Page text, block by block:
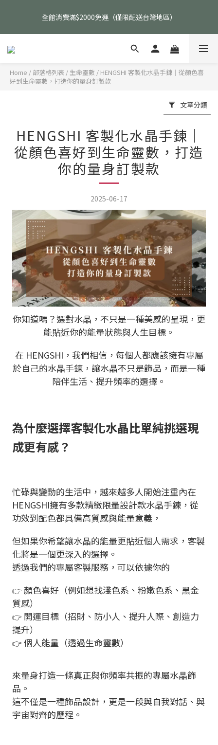
品除外）
全館消費滿$2000免運（僅限配送台灣地區）
父親節活動｜指定品項任選兩件88折（礦標｜高品水晶｜客製化商
Home / 部落格列表 / 生命靈數 / HENGSHI 客製化水晶手鍊｜從顏色喜
好到生命靈數，打造你的量身訂製款
文章分類
HENGSHI 客製化水晶手鍊｜
從顏色喜好到生命靈數，打造
你的量身訂製款
2025-06-17
你知道嗎？選對水晶，不只是一種美感的呈現，更
能貼近你的能量狀態與人生目標。
在 HENGSHI ，我們相信，每個人都應該擁有專屬
於自己的水晶手鍊，讓水晶不只是飾品，而是一種
陪伴生活、提升頻率的選擇。
為什麼選擇客製化水晶比單純挑選現
成更有感？
忙碌與變動的生活中，越來越多人開始注重內在
HENGSHI擁有多款精緻限量設計款水晶手鍊，從
功效到配色都具備高質感與能量意義，
但如果你希望讓水晶的能量更貼近個人需求，客製
化將是一個更深入的選擇。
透過我們的專屬客製服務，可以依據你的
👉 顏色喜好（例如想找淺色系、粉嫩色系、黑金
質感）
👉 開運目標（招財、防小人、提升人際、創造力
提升）
👉 個人能量（透過生命靈數）
來量身打造一條真正與你頻率共振的專屬水晶飾
品。
這不僅是一種飾品設計，更是一段與自我對話、與
宇宙對齊的歷程。